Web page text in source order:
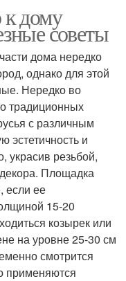
дому
советы
дома нередко
однако для этой
Нередко во
традиционных
с различным
эстетичность и
резьбой,
Площадка
если ее
15-20
козырек или
на уровне 25-30 см
смотрится
применяются